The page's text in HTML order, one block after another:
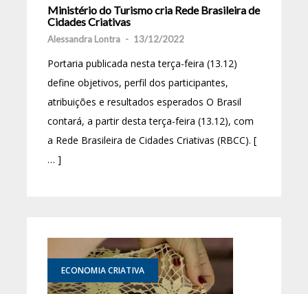
Ministério do Turismo cria Rede Brasileira de
Cidades Criativas
Alessandra Lontra - 13/12/2022
Portaria publicada nesta terça-feira (13.12)
define objetivos, perfil dos participantes,
atribuições e resultados esperados O Brasil
contará, a partir desta terça-feira (13.12), com
a Rede Brasileira de Cidades Criativas (RBCC). [
… ]
ECONOMIA CRIATIVA